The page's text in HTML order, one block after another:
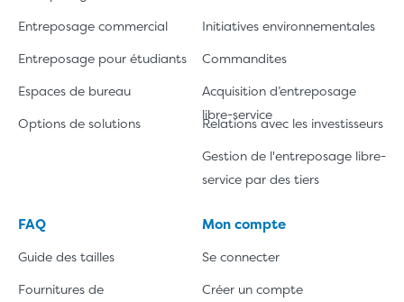
Entreposage commercial
Entreposage pour étudiants
Espaces de bureau
Options de solutions
Initiatives environnementales
Commandites
Acquisition d’entreposage
libre-service
Relations avec les investisseurs
Gestion de l'entreposage libre-
service par des tiers
FAQ
Guide des tailles
Fournitures de
Mon compte
Se connecter
Créer un compte